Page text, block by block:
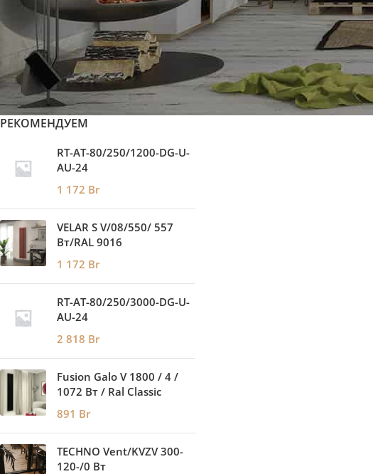
Напольные конвекторы
Биметаллические радиаторы
Потолочные излучатели Flower
Кондиционеры
РЕКОМЕНДУЕМ
RT-AT-80/250/1200-DG-U-
AU-24
1 172 Br
VELAR S V/08/550/ 557
Bт/RAL 9016
1 172 Br
RT-AT-80/250/3000-DG-U-
AU-24
2 818 Br
Fusion Galo V 1800 / 4 /
1072 Вт / Ral Classic
891 Br
TECHNO Vent/KVZV 300-
120-/0 Вт